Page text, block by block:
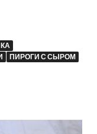
ПИРОГИ С СЫРОМ